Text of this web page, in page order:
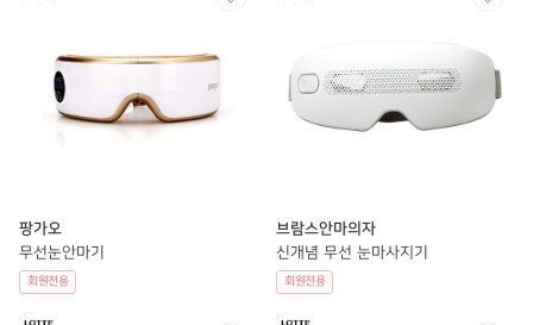
팡가오
무선눈안마기
회원전용
브람스안마의자
신개념 무선 눈마사지기
회원전용